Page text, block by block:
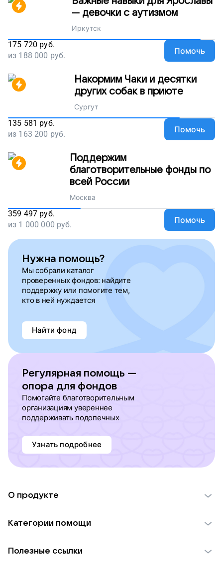
— девочки с аутизмом
Иркутск
175 720 руб.
из 188 000 руб. Помочь
Накормим Чаки и десятки
других собак в приюте
Сургут
135 581 руб.
из 163 200 руб. Помочь
Поддержим
благотворительные фонды по
всей России
Москва
359 497 руб.
из 1 000 000 руб. Помочь
Нужна помощь?
Мы собрали каталог
проверенных фондов: найдите
поддержку или помогите тем,
кто в ней нуждается
Найти фонд
Регулярная помощь —
опора для фондов
Помогайте благотворительным
организациям увереннее
поддерживать подопечных
Узнать подробнее
О продукте
Использование материалов
Категории помощи
Полезные ссылки